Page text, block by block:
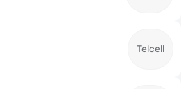
Telcell